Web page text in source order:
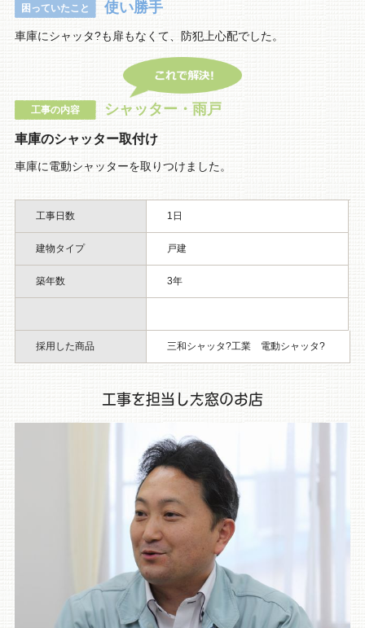
困っていたこと 使い勝手
車庫にシャッタ?も扉もなくて、防犯上心配でした。
工事の内容 シャッター・雨戸
車庫のシャッター取付け
車庫に電動シャッターを取りつけました。
工事日数 1日
建物タイプ 戸建
築年数 3年
採用した商品 三和シャッタ?工業 電動シャッタ?
工事を担当した窓のお店